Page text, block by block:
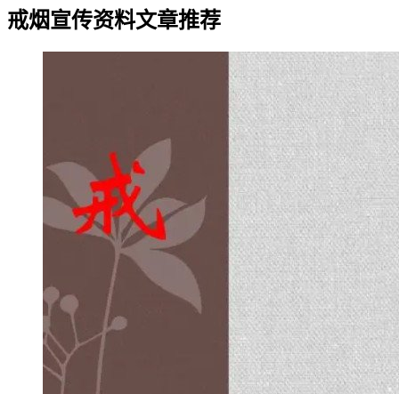
戒烟宣传资料文章推荐